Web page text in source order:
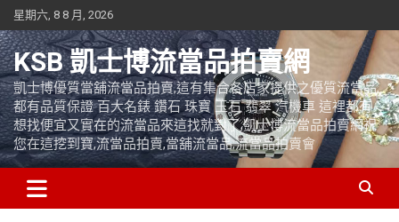
Skip
to
content
星期六, 8 8 月, 2026
KSB 凱士博流當品拍賣網
凱士博優質當舖流當品拍賣,這有集合各店家提供之優質流當品,
都有品質保證 百大名錶 鑽石 珠寶 玉石 翡翠 汽機車 這裡都有
想找便宜又實在的流當品來這找就對了,凱士博流當品拍賣網祝
您在這挖到寶,流當品拍賣,當舖流當品,流當品拍賣會